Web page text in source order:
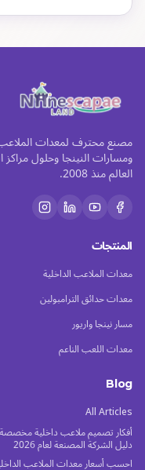
مصنع محترف لمعدات الملاعب
ومسارات النينجا وحلول مراكز
العالم منذ 2008.
المنتجات
معدات الملاعب الداخلية
معدات حدائق الترامبولين
مسار نينجا واريور
معدات اللعب الناعم
Blog
All Articles
أفكار تصميم ملاعب داخلية
دليل الشركة المصنعة لعام 2026
احسب أسعار معدات الملاعب